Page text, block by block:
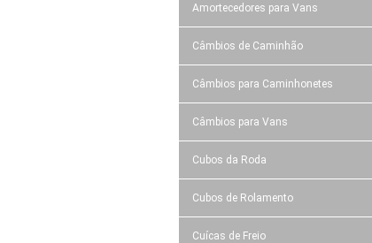
Amortecedores para Vans
Câmbios de Caminhão
Câmbios para Caminhonetes
Câmbios para Vans
Cubos da Roda
Cubos de Rolamento
Cuícas de Freio